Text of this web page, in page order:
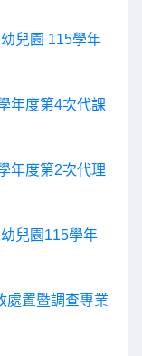
兒園 115學年
年度第4次代課
年度第2次代理
兒園115學年
處置暨調查專業